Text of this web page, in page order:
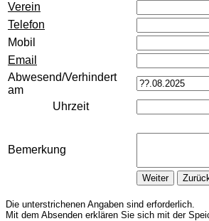
Verein
Telefon
Mobil
Email
Abwesend/Verhindert
am
Uhrzeit
Bemerkung
Die unterstrichenen Angaben sind erforderlich.
Mit dem Absenden erklären Sie sich mit der